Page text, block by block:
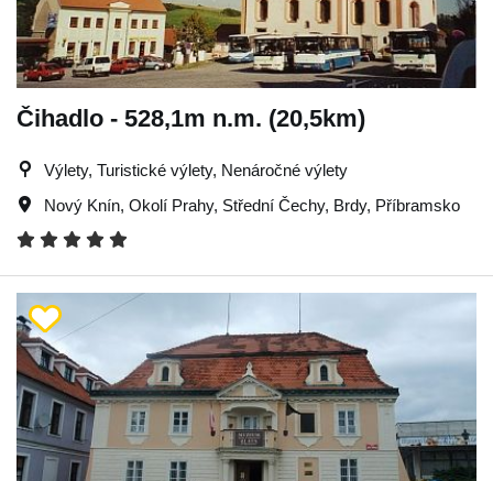
Čihadlo - 528,1m n.m. (20,5km)
Výlety, Turistické výlety, Nenáročné výlety
Nový Knín, Okolí Prahy, Střední Čechy, Brdy, Příbramsko